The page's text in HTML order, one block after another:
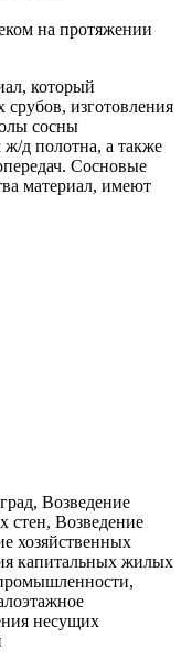
на протяжении
который
изготовления
сосны
ж/д полотна, а также
Сосновые
материал, имеют
Возведение
стен, Возведение
хозяйственных
капитальных жилых
несущих